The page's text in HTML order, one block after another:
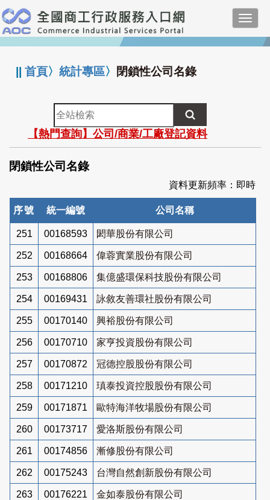
跳
到
主
要
:::
||首頁〉統計專區〉 閉鎖性公司名錄
全
站
檢
索
【熱門查詢】公司/商業/工廠登記資料
閉鎖性公司名錄
資料更新頻率：即時
序號 統一編號 公司名稱
251 00168593 閎華股份有限公司
252 00168664 偉蓉實業股份有限公司
253 00168806 集億盛環保科技股份有限公司
254 00169431 詠敘友善環社股份有限公司
255 00170140 興裕股份有限公司
256 00170710 家亨投資股份有限公司
257 00170872 冠德控股股份有限公司
258 00171210 瑱泰投資控股股份有限公司
259 00171871 歐特海洋牧場股份有限公司
260 00173717 愛洛斯股份有限公司
261 00174856 漸修股份有限公司
262 00175243 台灣自然創新股份有限公司
263 00176221 金如泰股份有限公司